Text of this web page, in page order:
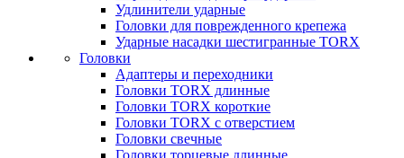
Удлинители ударные
Головки для поврежденного крепежа
Ударные насадки шестигранные TORX
Головки
Адаптеры и переходники
Головки TORX длинные
Головки TORX короткие
Головки TORX с отверстием
Головки свечные
Головки торцевые длинные